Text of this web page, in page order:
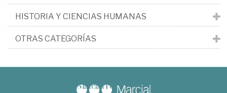
HISTORIA Y CIENCIAS HUMANAS
OTRAS CATEGORÍAS